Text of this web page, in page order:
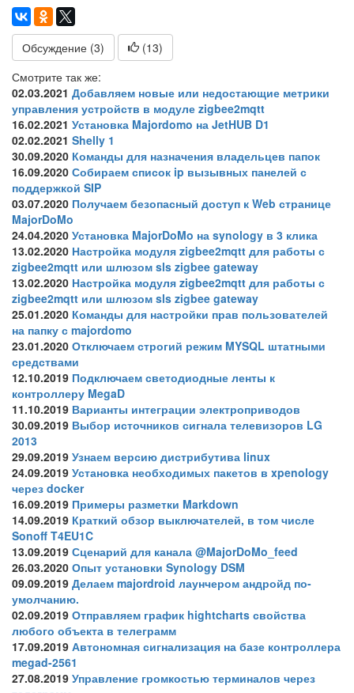
Обсуждение (3) (13)
Смотрите так же:
02.03.2021 Добавляем новые или недостающие метрики
управления устройств в модуле zigbee2mqtt
16.02.2021 Установка Majordomo на JetHUB D1
02.02.2021 Shelly 1
30.09.2020 Команды для назначения владельцев папок
16.09.2020 Собираем список ip вызывных панелей с
поддержкой SIP
03.07.2020 Получаем безопасный доступ к Web странице
MajorDoMo
24.04.2020 Установка MajorDoMo на synology в 3 клика
13.02.2020 Настройка модуля zigbee2mqtt для работы с
zigbee2mqtt или шлюзом sls zigbee gateway
13.02.2020 Настройка модуля zigbee2mqtt для работы с
zigbee2mqtt или шлюзом sls zigbee gateway
25.01.2020 Команды для настройки прав пользователей
на папку с majordomo
23.01.2020 Отключаем строгий режим MYSQL штатными
средствами
12.10.2019 Подключаем светодиодные ленты к
контроллеру MegaD
11.10.2019 Варианты интеграции электроприводов
30.09.2019 Выбор источников сигнала телевизоров LG
2013
29.09.2019 Узнаем версию дистрибутива linux
24.09.2019 Установка необходимых пакетов в xpenology
через docker
16.09.2019 Примеры разметки Markdown
14.09.2019 Краткий обзор выключателей, в том числе
Sonoff T4EU1C
13.09.2019 Сценарий для канала @MajorDoMo_feed
26.03.2020 Опыт установки Synology DSM
09.09.2019 Делаем majordroid лаунчером андройд по-
умолчанию.
02.09.2019 Отправляем график hightcharts свойства
любого объекта в телеграмм
17.09.2019 Автономная сигнализация на базе контроллера
megad-2561
27.08.2019 Управление громкостью терминалов через